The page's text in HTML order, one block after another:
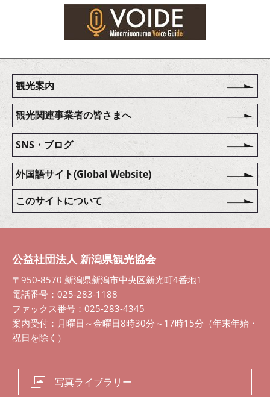
観光案内
観光関連事業者の皆さまへ
SNS・ブログ
外国語サイト(Global Website)
このサイトについて
公益社団法人 新潟県観光協会
〒950-8570 新潟県新潟市中央区新光町4番地1
電話番号：025-283-1188
ファックス番号：025-283-4345
案内受付：月曜日～金曜日8時30分～17時15分（年末年始・
祝日を除く）
写真ライブラリー